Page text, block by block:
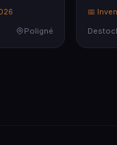
Poligné
📅